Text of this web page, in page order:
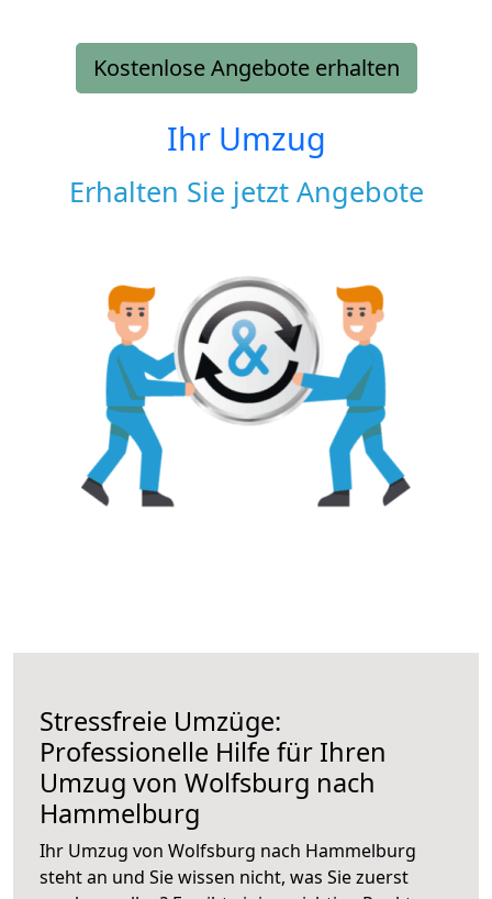
Kostenlose Angebote erhalten
Ihr Umzug
Erhalten Sie jetzt Angebote
Stressfreie Umzüge:
Professionelle Hilfe für Ihren
Umzug von Wolfsburg nach
Hammelburg
Ihr Umzug von Wolfsburg nach Hammelburg
steht an und Sie wissen nicht, was Sie zuerst